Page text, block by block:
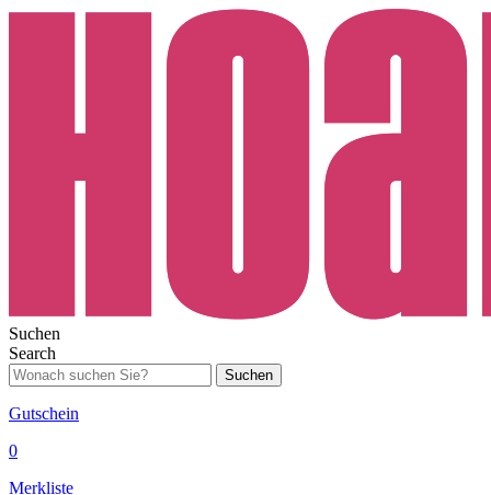
Suchen
Search
Suchen
Gutschein
0
Merkliste